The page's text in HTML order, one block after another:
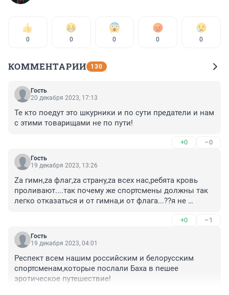
0 0 0 0 0
КОММЕНТАРИИ 130
Гость
20 декабря 2023, 17:13
Те кто поедут это шкурники и по сути предатели и нам
с этими товарищами не по пути!
+0 –0
Гость
19 декабря 2023, 13:26
Zа гимн,zа флаг,zа страну,zа всех нас,ребята кровь
проливают....так почему же спортсмены должны так
легко отказаться и от гимна,и от флага...??я не
+0 –1
Гость
19 декабря 2023, 04:01
Респект всем нашим российским и белорусским
спортсменам,которые послали Баха в пешее
эротическое путешествие!